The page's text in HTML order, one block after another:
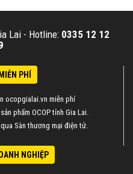
Lai - Hotline: 0335 12 12
PHÍ
ocopgialai.vn miễn phí
phẩm OCOP tỉnh Gia Lai.
Sàn thương mại điện tử.
NGHIỆP